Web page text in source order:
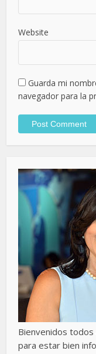
Website
Guarda mi
navegador para la
Bienvenidos todos
para estar bien